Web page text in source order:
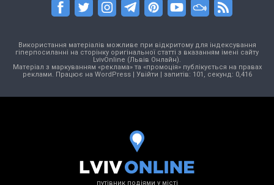
Використання матеріалів можливе при відкритому для індексування
гіперпосиланні на сторінку оригінальної статті з вказанням імені сайту
LvivOnline (Львів Онлайн).
Матеріал з маркуванням «реклама» та «промоція» публікується на правах
реклами. Працює на WordPress| Увійти | запитів: 101, секунд: 0,416
путівник подіями у місті